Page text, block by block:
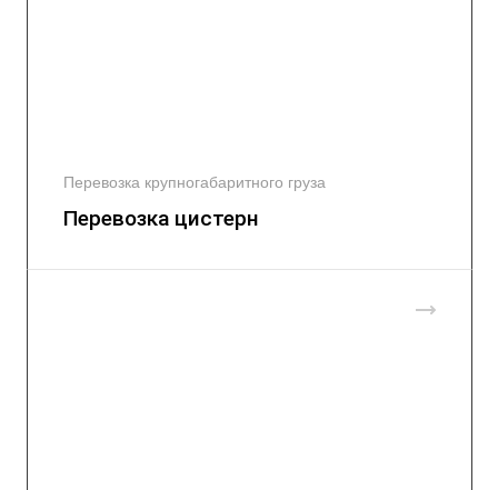
Перевозка крупногабаритного груза
Перевозка цистерн